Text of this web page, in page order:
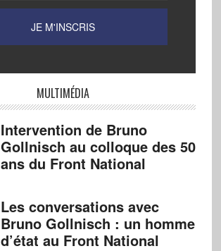
MULTIMÉDIA
Intervention de Bruno
Gollnisch au colloque des 50
ans du Front National
Les conversations avec
Bruno Gollnisch : un homme
d’état au Front National